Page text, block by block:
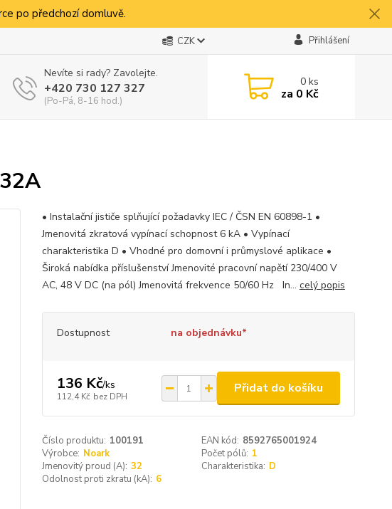
po předchozí domluvě.
CZK Přihlášení
Nevíte si rady? Zavolejte.
+420 730 127 327
(Po-Pá, 8-16 hod.)
0ks
za 0 Kč
• Instalační jističe splňující požadavky IEC / ČSN EN 60898-1 •
Jmenovitá zkratová vypínací schopnost 6 kA • Vypínací
charakteristika D • Vhodné pro domovní i průmyslové aplikace •
Široká nabídka příslušenství Jmenovité pracovní napětí 230/400 V
AC, 48 V DC (na pól) Jmenovitá frekvence 50/60 Hz In... celý popis
Dostupnost na objednávku*
136 Kč/ks
112,4 Kč bez DPH
Přidat do košíku
Číslo produktu: 100191 EAN kód: 8592765001924
Výrobce: Noark Počet pólů: 1
Jmenovitý proud (A): 32 Charakteristika: D
Odolnost proti zkratu (kA): 6